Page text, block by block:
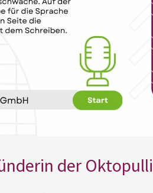
der